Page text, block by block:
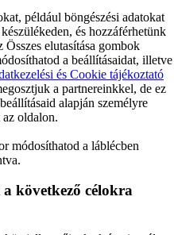
például böngészési adatokat
és hozzáférhetünk
Összes elutasítása gombok
a beállításaidat, illetve
és Cookie tájékoztató
a partnereinkkel, de ez
alapján személyre
az oldalon.
módosíthatod a láblécben
következő célokra